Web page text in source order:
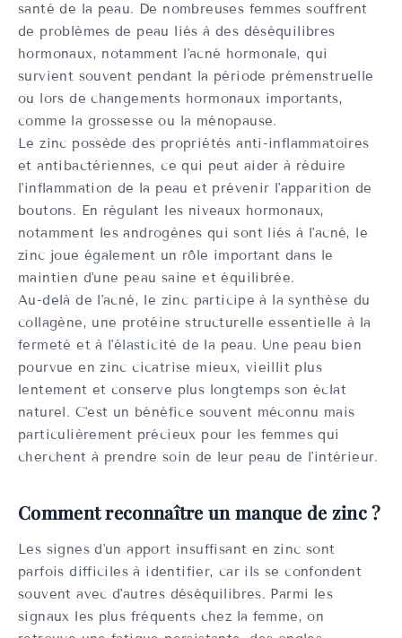
santé de la peau. De nombreuses femmes souffrent
de problèmes de peau liés à des déséquilibres
hormonaux, notamment l'acné hormonale, qui
survient souvent pendant la période prémenstruelle
ou lors de changements hormonaux importants,
comme la grossesse ou la ménopause.
Le zinc possède des propriétés anti-inflammatoires
et antibactériennes, ce qui peut aider à réduire
l'inflammation de la peau et prévenir l'apparition de
boutons. En régulant les niveaux hormonaux,
notamment les androgènes qui sont liés à l'acné, le
zinc joue également un rôle important dans le
maintien d'une peau saine et équilibrée.
Au-delà de l'acné, le zinc participe à la synthèse du
collagène, une protéine structurelle essentielle à la
fermeté et à l'élasticité de la peau. Une peau bien
pourvue en zinc cicatrise mieux, vieillit plus
lentement et conserve plus longtemps son éclat
naturel. C'est un bénéfice souvent méconnu mais
particulièrement précieux pour les femmes qui
cherchent à prendre soin de leur peau de l'intérieur.
Comment reconnaître un manque de zinc ?
Les signes d'un apport insuffisant en zinc sont
parfois difficiles à identifier, car ils se confondent
souvent avec d'autres déséquilibres. Parmi les
signaux les plus fréquents chez la femme, on